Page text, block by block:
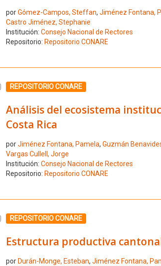
porGómez-Campos, Steffan, Jiménez Fontana,
Castro Jiménez, Stephanie
Institución: Consejo Nacional de Rectores
Repositorio: Repositorio CONARE
Seleccione el número de resultado 10
REPOSITORIO CONARE
Análisis del ecosistema
Costa Rica
porJiménez Fontana, Pamela, Guzmán
Vargas Cullell, Jorge
Institución: Consejo Nacional de Rectores
Repositorio: Repositorio CONARE
Seleccione el número de resultado 11
REPOSITORIO CONARE
Estructura productiva
por Durán-Monge, Esteban, Jiménez Fontana,